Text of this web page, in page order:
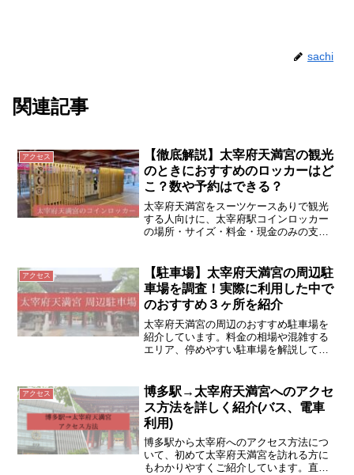
sachi
関連記事
アクセス
【徹底解説】太宰府天満宮の観光
のときにおすすめのロッカーはど
こ？数や予約はできる？
太宰府天満宮をスーツケースありで観光
する人向けに、太宰府駅コインロッカー
の場所・サイズ・料金・現金のみの支払
アクセス
【駐車場】太宰府天満宮の周辺駐
車場を調査！実際に利用した中で
のおすすめ３ヶ所を紹介
太宰府天満宮の周辺のおすすめ駐車場を
紹介しています。料金の相場や混雑する
エリア、停めやすい駐車場を解説してい
アクセス
博多駅→太宰府天満宮へのアクセ
ス方法を詳しく紹介(バス、電車
利用)
博多駅から太宰府へのアクセス方法につ
いて、初めて太宰府天満宮を訪れる方に
もわかりやすくご紹介しています。直行